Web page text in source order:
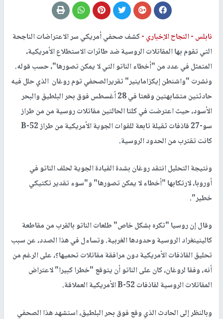
نابلس -النجاح الإخباري -كشف صحفي أمريكي سر الاعتراضات الناجحة
التي تقوم بها المقاتلات الروسية ضد طائرات الاستطلاع الأمريكية،
المتمثل في عدد من "أخطاء الناتو التي لا يمكن تصورها"، حسب قوله.
ونشرت "واشنطن إيكزاماينير" تقريرالصحفي توم روغان الذي حلل فيه
حادثتين متشابهتين وقعتا في 28 أغسطس فوق بحر البلطيق والبحر
الأسود، حيث اعترضت في كلتا الحالتين مقاتلات روسية من من طراز
سو-27 قاذفات ثقيلة تابعة للقوات الجوية الأمريكية من طراز B-52
كانت تقترب من الحدود الروسية.
ونتيجة التحليل انتقد روغان بشدة القيادة الجوية لحلف الناتو في
أوروبا، لارتكابها "أخطاء لا يمكن تصورها" و"سوء تقدير تكتيكي
خطير".
وقال إن روسيا "تكره بشكل خاص" طلعات الناتو بالقرب من مقاطعة
كالينينغراد الروسية وحدودها الغربية. وتساءل في هذا الصدد، عن سبب
تحليق القاذفات الأمريكية دون مرافقة مقاتلات تحميها؟، على الرغم من
أنه، وفقا لروغان، كان على الناتو أن يتوقع "خطرا كبيرا" لاعتراض
المقاتلات الروسية لقاذفات B-52 الأمريكية العملاقة.
وبالنظر إلى الحادث الذي وقع فوق بحر البلطيق، استشهد هذا الصحفي